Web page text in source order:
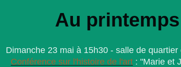
Au
Dimanche 23 mai à 15h30 - salle de
Conférence sur l'histoire de l'art : "Marie et